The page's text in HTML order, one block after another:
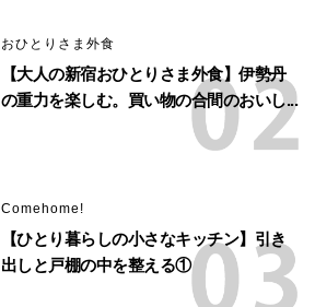
おひとりさま外食
【大人の新宿おひとりさま外食】伊勢丹
の重力を楽しむ。買い物の合間のおいし...
Comehome!
【ひとり暮らしの小さなキッチン】引き
出しと戸棚の中を整える①